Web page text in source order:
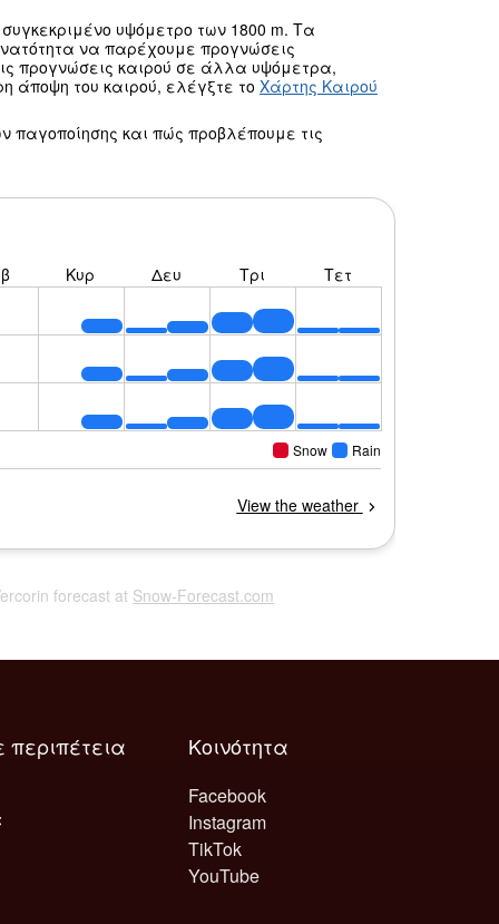
συγκεκριμένο υψόμετρο των 1800 m. Τα
να παρέχουμε προγνώσεις
προγνώσεις καιρού σε άλλα υψόμετρα,
άποψη του καιρού, ελέγξτε το Χάρτης Καιρού
παγοποίησης και πώς προβλέπουμε τις
forecast at Snow-Forecast.com
Κοινότητα
Facebook
Instagram
TikTok
YouTube